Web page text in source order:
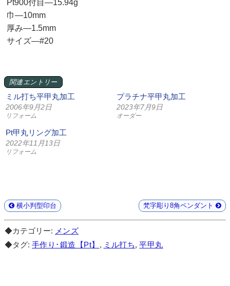
Pt900付目—15.94g
巾—10mm
厚み—1.5mm
サイズ—#20
関連エントリー
ミル打ち平甲丸加工
2006年9月2日
リフォーム
プラチナ平甲丸加工
2023年7月9日
オーダー
Pt甲丸リング加工
2022年11月13日
リフォーム
横小判型印台 梵字彫り8角ペンダント
◆カテゴリー: メンズ
◆タグ: 手作り･鍛造【Pt】 , ミル打ち,平甲丸